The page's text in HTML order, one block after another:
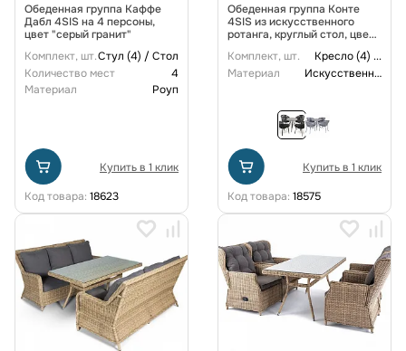
Обеденная группа Каффе
Дабл 4SIS на 4 персоны,
цвет "серый гранит"
Комплект, шт.Стул (4) / Стол
Количество мест
4
Материал
Роуп
Купить в 1 клик
Код товара: 18623
Обеденная группа Конте
4SIS из искусственного
ротанга, круглый стол, цвет
Комплект, шт. Кресло (4) ...
Материал
Искусственный ротанг
Купить в 1 клик
Код товара: 18575